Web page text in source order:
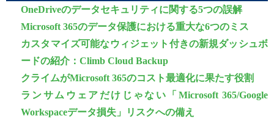
OneDriveのデータセキュリティに関する5つの誤解
Microsoft 365のデータ保護における重大な6つのミス
カスタマイズ可能なウィジェット付きの新規ダッシュボ
ードの紹介：Climb Cloud Backup
クライムがMicrosoft 365のコスト最適化に果たす役割
ランサムウェアだけじゃない「Microsoft 365/Google
Workspaceデータ損失」リスクへの備え